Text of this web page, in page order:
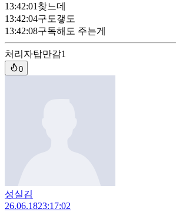
13:42:01 찾느데
13:42:04구도갷도
13:42:08구독해도 주는게
처리자탑만감1
0
성실김
26.06.1823:17:02